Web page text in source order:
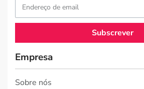
Subscrever
Empresa
Sobre nós